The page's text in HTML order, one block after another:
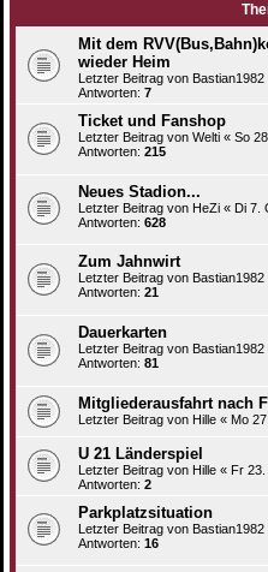
Mit dem
wieder Heim
Letzter Beitrag von Bastian1982
Antworten: 7
Ticket und Fanshop
Letzter Beitrag von Welti « So
Antworten: 215
Neues Stadion...
Letzter Beitrag von HeZi « Di 7.
Antworten: 628
Zum Jahnwirt
Letzter Beitrag von Bastian1982
Antworten: 21
Dauerkarten
Letzter Beitrag von Bastian1982
Antworten: 81
Mitgliederausfahrt nach
Letzter Beitrag von Hille « Mo
U 21 Länderspiel
Letzter Beitrag von Hille « Fr 23.
Antworten: 2
Parkplatzsituation
Letzter Beitrag von Bastian1982
Antworten: 16